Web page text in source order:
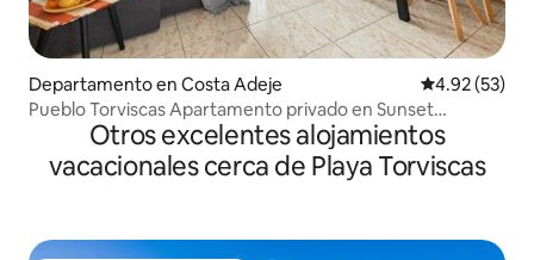
Departamento en Costa Adeje Calificación
4.92 (53)
Pueblo Torviscas Apartamento privado en Sunset
HarbourOtros excelentes alojamientos
vacacionales cerca de Playa Torviscas